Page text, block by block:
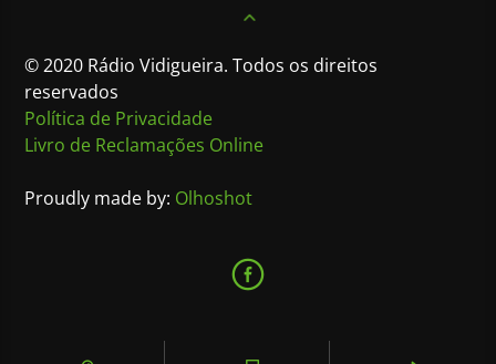
© 2020 Rádio Vidigueira. Todos os direitos
reservados
Política de Privacidade
Livro de Reclamações Online
Proudly made by: Olhoshot